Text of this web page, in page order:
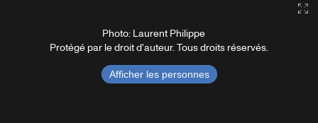
Photo: Laurent Philippe
Protégé par le droit d'auteur. Tous droits réservés.
Afficher les personnes